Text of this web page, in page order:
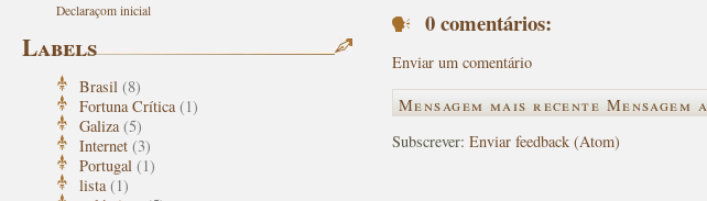
Declaraçom inicial
Labels
Brasil (8)
Fortuna Crítica (1)
Galiza (5)
Internet (3)
Portugal (1)
lista (1)
0 comentários:
Enviar um comentário
Mensagem mais recente Mensagem
Subscrever: Enviar feedback (Atom)